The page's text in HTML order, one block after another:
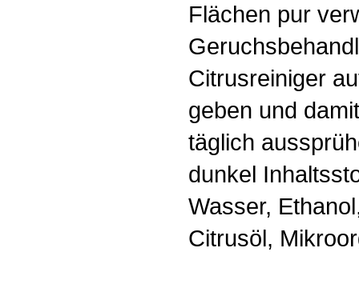
Flächen pur
Citrusreiniger
geben und
täglich
dunkel
Wasser,
Citrusöl,